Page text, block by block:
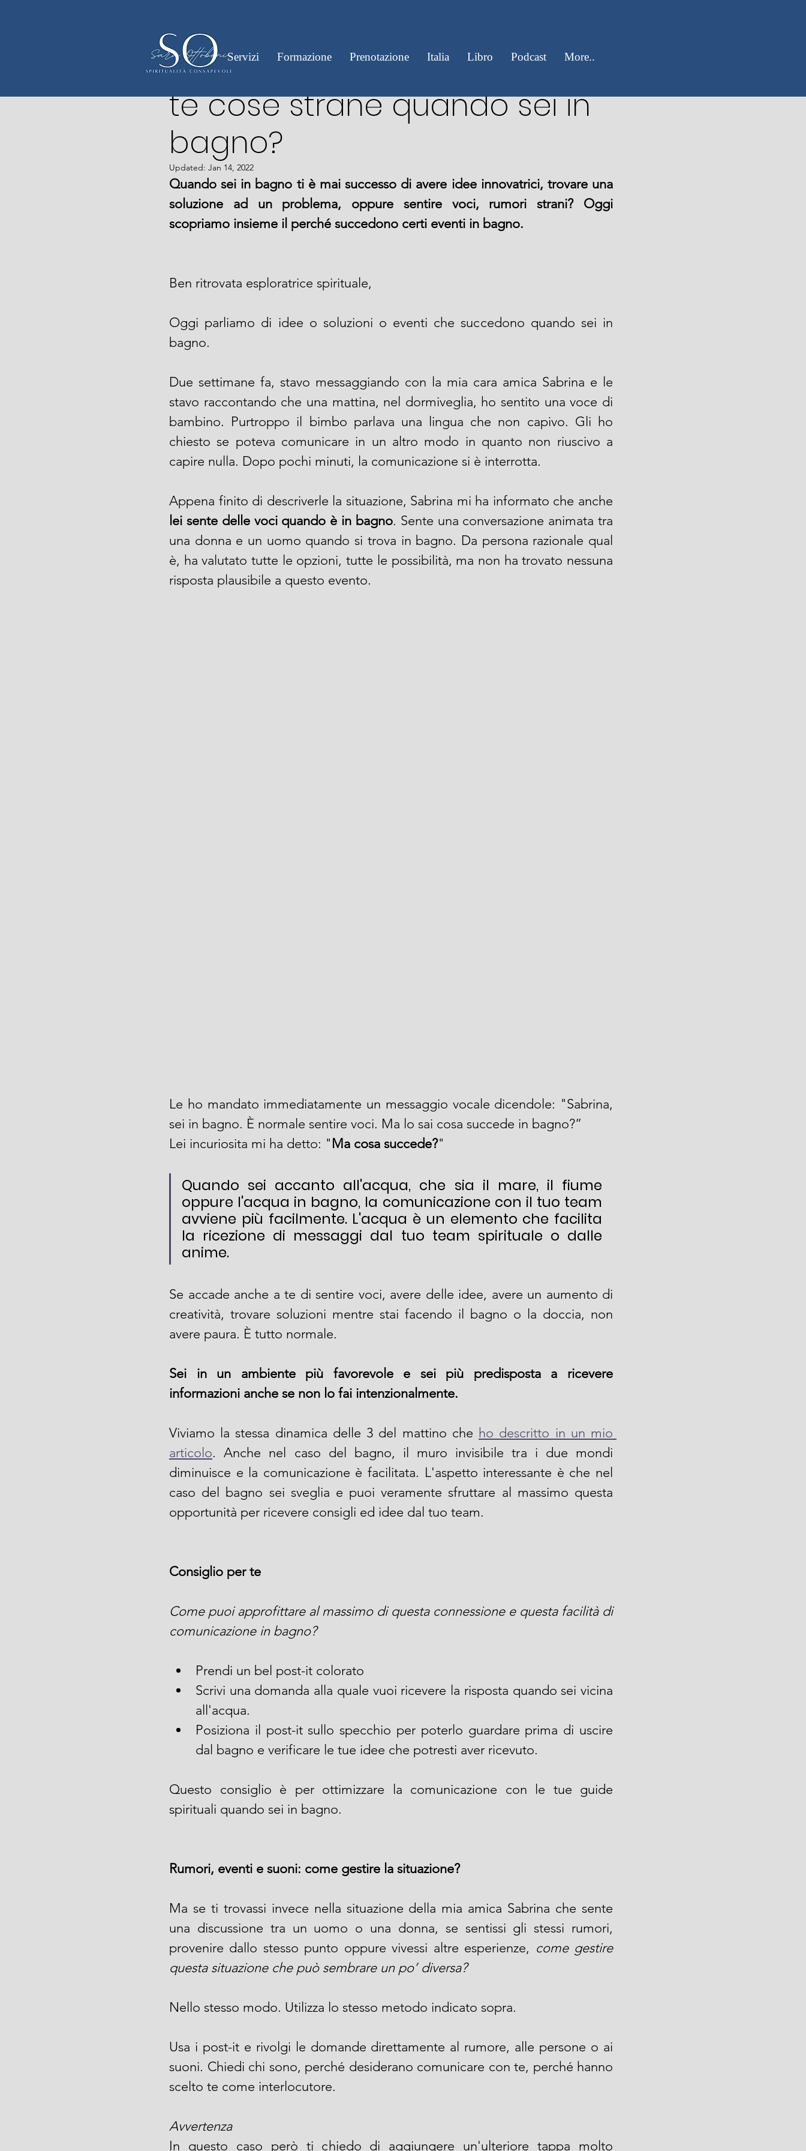
Servizi Formazione Prenotazione Italia Libro Podcast More..
Bagno: succedono anche a
te cose strane quando sei in
bagno?
Nov 24, 2021
Updated: Jan 14, 2022
Quando sei in bagno ti è mai successo di avere idee innovatrici, trovare una
soluzione ad un problema, oppure sentire voci, rumori strani? Oggi
scopriamo insieme il perché succedono certi eventi in bagno.
Ben ritrovata esploratrice spirituale,
Oggi parliamo di idee o soluzioni o eventi che succedono quando sei in
bagno.
Due settimane fa, stavo messaggiando con la mia cara amica Sabrina e le
stavo raccontando che una mattina, nel dormiveglia, ho sentito una voce di
bambino. Purtroppo il bimbo parlava una lingua che non capivo. Gli ho
chiesto se poteva comunicare in un altro modo in quanto non riuscivo a
capire nulla. Dopo pochi minuti, la comunicazione si è interrotta.
lei sente delle voci quando è in bagno. Sente una conversazione animata tra
una donna e un uomo quando si trova in bagno. Da persona razionale qual
è, ha valutato tutte le opzioni, tutte le possibilità, ma non ha trovato nessuna
risposta plausibile a questo evento.
Le ho mandato immediatamente un messaggio vocale dicendole: "Sabrina,
sei in bagno. È normale sentire voci. Ma lo sai cosa succede in bagno?”
Lei incuriosita mi ha detto: "Ma cosa succede?"
Quando sei accanto all'acqua, che sia il mare, il fiume
oppure l'acqua in bagno, la comunicazione con il tuo team
avviene più facilmente. L'acqua è un elemento che facilita
la ricezione di messaggi dal tuo team spirituale o dalle
anime.
Se accade anche a te di sentire voci, avere delle idee, avere un aumento di
creatività, trovare soluzioni mentre stai facendo il bagno o la doccia, non
avere paura. È tutto normale.
Sei in un ambiente più favorevole e sei più predisposta a ricevere
informazioni anche se non lo fai intenzionalmente.
Viviamo la stessa dinamica delle 3 del mattino che ho descritto in un mio
articolo. Anche nel caso del bagno, il muro invisibile tra i due mondi
diminuisce e la comunicazione è facilitata. L'aspetto interessante è che nel
caso del bagno sei sveglia e puoi veramente sfruttare al massimo questa
opportunità per ricevere consigli ed idee dal tuo team.
Consiglio per te
Come puoi approfittare al massimo di questa connessione e questa facilità di
comunicazione in bagno?
Prendi un bel post-it colorato
Scrivi una domanda alla quale vuoi ricevere la risposta quando sei vicina
all'acqua.
Posiziona il post-it sullo specchio per poterlo guardare prima di uscire
dal bagno e verificare le tue idee che potresti aver ricevuto.
Questo consiglio è per ottimizzare la comunicazione con le tue guide
spirituali quando sei in bagno.
Rumori, eventi e suoni: come gestire la situazione?
Ma se ti trovassi invece nella situazione della mia amica Sabrina che sente
una discussione tra un uomo o una donna, se sentissi gli stessi rumori,
provenire dallo stesso punto oppure vivessi altre esperienze, come gestire
questa situazione che può sembrare un po’ diversa?
Nello stesso modo. Utilizza lo stesso metodo indicato sopra.
Usa i post-it e rivolgi le domande direttamente al rumore, alle persone o ai
suoni. Chiedi chi sono, perché desiderano comunicare con te, perché hanno
scelto te come interlocutore.
Avvertenza
In questo caso però ti chiedo di aggiungere un'ulteriore tappa molto